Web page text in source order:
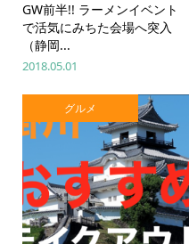
GW前半!! ラーメンイベント
で活気にみちた会場へ突入
（静岡...
2018.05.01
グルメ